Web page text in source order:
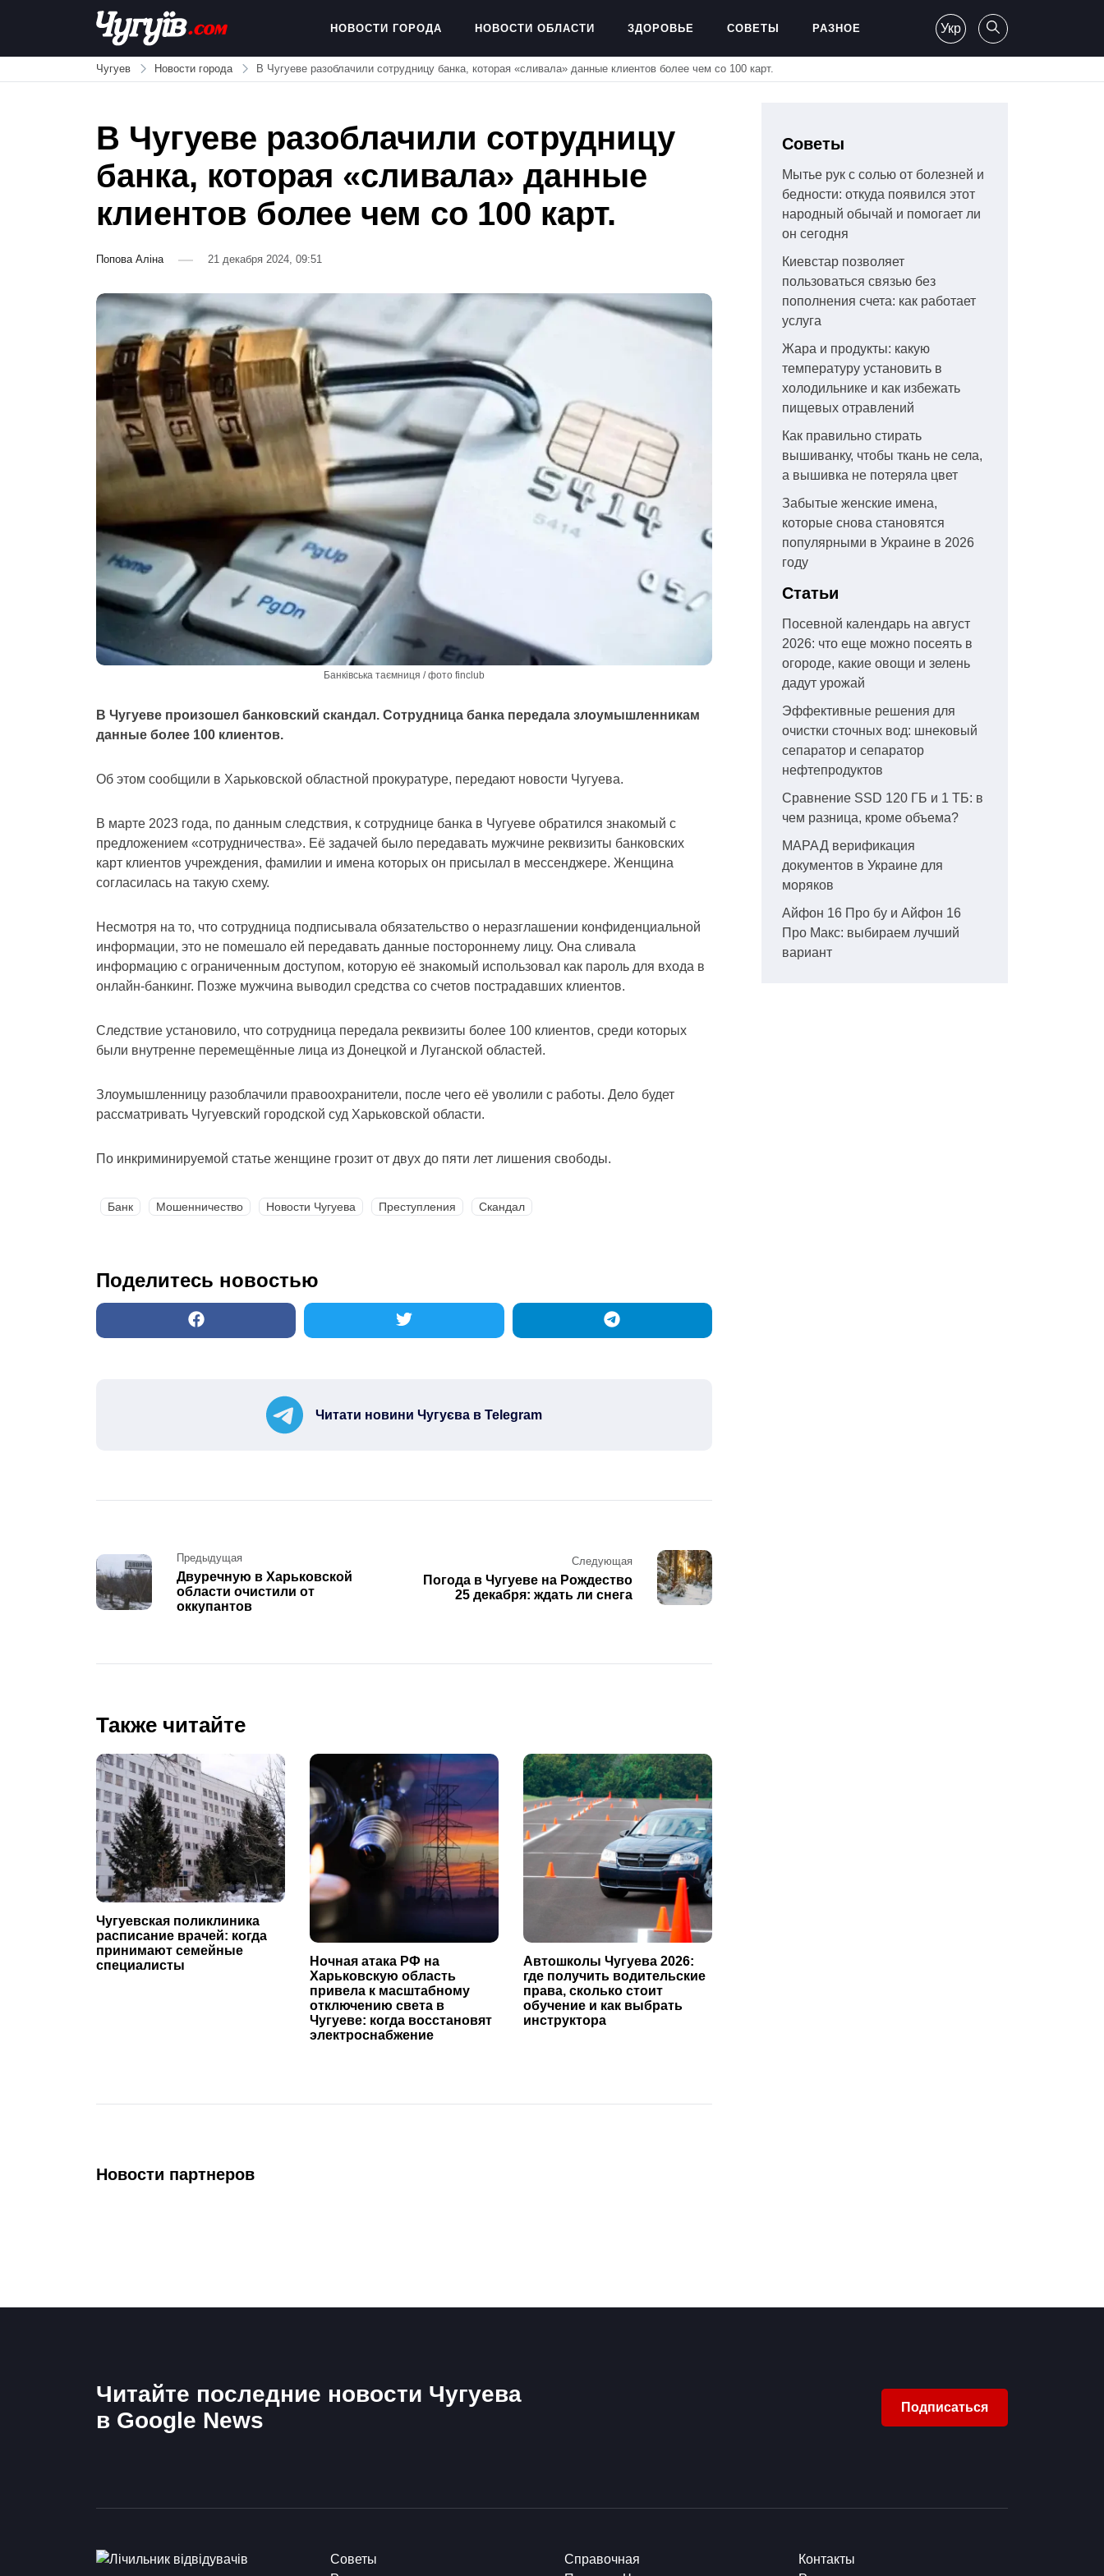
Chuguiv
НОВОСТИ ГОРОДА НОВОСТИ ОБЛАСТИ ЗДОРОВЬЕ СОВЕТЫ РАЗНОЕ Укр
Чугуев Новости города В Чугуеве разоблачили сотрудницу банка, которая «сливала» данные клиентов более чем со 100 карт.
В Чугуеве разоблачили сотрудницу
банка, которая «сливала» данные
клиентов более чем со 100 карт.
Попова Аліна 21 декабря 2024, 09:51
Банківська таємниця / фото finclub
В Чугуеве произошел банковский скандал. Сотрудница банка передала злоумышленникам
данные более 100 клиентов.
Об этом сообщили в Харьковской областной прокуратуре, передают новости Чугуева.
В марте 2023 года, по данным следствия, к сотруднице банка в Чугуеве обратился знакомый с
предложением «сотрудничества». Её задачей было передавать мужчине реквизиты банковских
карт клиентов учреждения, фамилии и имена которых он присылал в мессенджере. Женщина
согласилась на такую схему.
Несмотря на то, что сотрудница подписывала обязательство о неразглашении конфиденциальной
информации, это не помешало ей передавать данные постороннему лицу. Она сливала
информацию с ограниченным доступом, которую её знакомый использовал как пароль для входа в
онлайн-банкинг. Позже мужчина выводил средства со счетов пострадавших клиентов.
Следствие установило, что сотрудница передала реквизиты более 100 клиентов, среди которых
были внутренне перемещённые лица из Донецкой и Луганской областей.
Злоумышленницу разоблачили правоохранители, после чего её уволили с работы. Дело будет
рассматривать Чугуевский городской суд Харьковской области.
По инкриминируемой статье женщине грозит от двух до пяти лет лишения свободы.
Банк Мошенничество Новости Чугуева Преступления Скандал
Поделитесь новостью
Читати новини Чугуєва в Telegram
Post
navigation
Предыдущая
Двуречную в Харьковской
области очистили от
оккупантов
Следующая
Погода в Чугуеве на Рождество
25 декабря: ждать ли снега
Также читайте
Чугуевская поликлиника
расписание врачей: когда
принимают семейные
специалисты
Ночная атака РФ на
Харьковскую область
привела к масштабному
отключению света в
Чугуеве: когда восстановят
электроснабжение
Автошколы Чугуева 2026:
где получить водительские
права, сколько стоит
обучение и как выбрать
инструктора
Новости партнеров
Советы
Мытье рук с солью от болезней и
бедности: откуда появился этот
народный обычай и помогает ли
он сегодня
Киевстар позволяет
пользоваться связью без
пополнения счета: как работает
услуга
Жара и продукты: какую
температуру установить в
холодильнике и как избежать
пищевых отравлений
Как правильно стирать
вышиванку, чтобы ткань не села,
а вышивка не потеряла цвет
Забытые женские имена,
которые снова становятся
популярными в Украине в 2026
году
Статьи
Посевной календарь на август
2026: что еще можно посеять в
огороде, какие овощи и зелень
дадут урожай
Эффективные решения для
очистки сточных вод: шнековый
сепаратор и сепаратор
нефтепродуктов
Сравнение SSD 120 ГБ и 1 ТБ: в
чем разница, кроме объема?
МАРАД верификация
документов в Украине для
моряков
Айфон 16 Про бу и Айфон 16
Про Макс: выбираем лучший
вариант
Читайте последние новости Чугуева
в Google News
Подписаться
Советы
Справочная
Контакты